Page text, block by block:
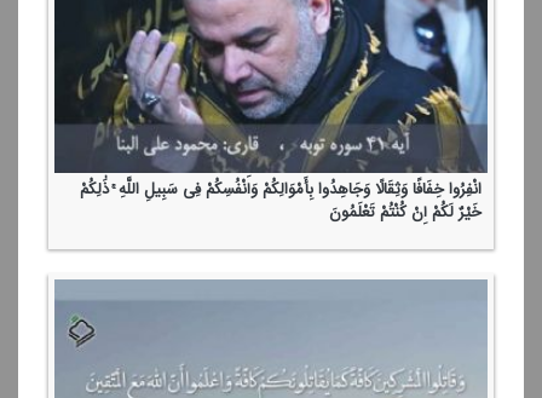
انْفِرُوا خِفَافًا وَثِقَالًا وَجَاهِدُوا بِأَمْوَالِكُمْ وَأَنْفُسِكُمْ فِی سَبِیلِ اللَّهِ ۚ ذَٰلِكُمْ
خَیْرٌ لَكُمْ إِنْ كُنْتُمْ تَعْلَمُونَ